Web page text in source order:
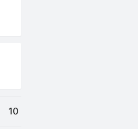
10